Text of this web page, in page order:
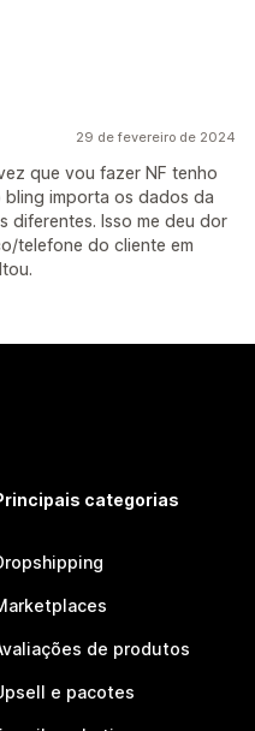
29 de fevereiro de 2024
que vou fazer NF tenho
bling importa os dados da
diferentes. Isso me deu dor
telefone do cliente em
categorias
de produtos
e pacotes